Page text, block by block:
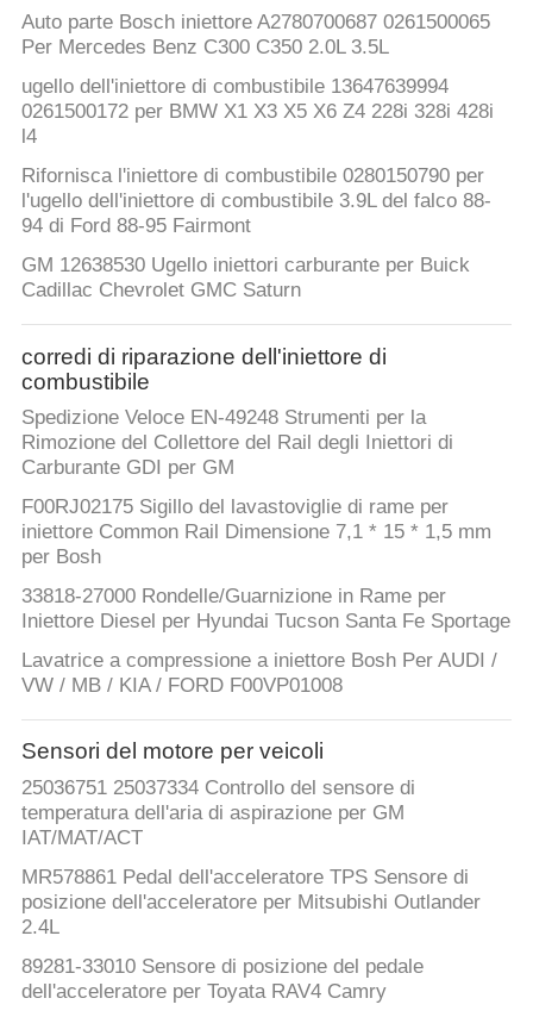
Auto parte Bosch iniettore A2780700687 0261500065
Per Mercedes Benz C300 C350 2.0L 3.5L
ugello dell'iniettore di combustibile 13647639994
0261500172 per BMW X1 X3 X5 X6 Z4 228i 328i 428i
l4
Rifornisca l'iniettore di combustibile 0280150790 per
l'ugello dell'iniettore di combustibile 3.9L del falco 88-
94 di Ford 88-95 Fairmont
GM 12638530 Ugello iniettori carburante per Buick
Cadillac Chevrolet GMC Saturn
corredi di riparazione dell'iniettore di
combustibile
Spedizione Veloce EN-49248 Strumenti per la
Rimozione del Collettore del Rail degli Iniettori di
Carburante GDI per GM
F00RJ02175 Sigillo del lavastoviglie di rame per
iniettore Common Rail Dimensione 7,1 * 15 * 1,5 mm
per Bosh
33818-27000 Rondelle/Guarnizione in Rame per
Iniettore Diesel per Hyundai Tucson Santa Fe Sportage
Lavatrice a compressione a iniettore Bosh Per AUDI /
VW / MB / KIA / FORD F00VP01008
Sensori del motore per veicoli
25036751 25037334 Controllo del sensore di
temperatura dell'aria di aspirazione per GM
IAT/MAT/ACT
MR578861 Pedal dell'acceleratore TPS Sensore di
posizione dell'acceleratore per Mitsubishi Outlander
2.4L
89281-33010 Sensore di posizione del pedale
dell'acceleratore per Toyata RAV4 Camry